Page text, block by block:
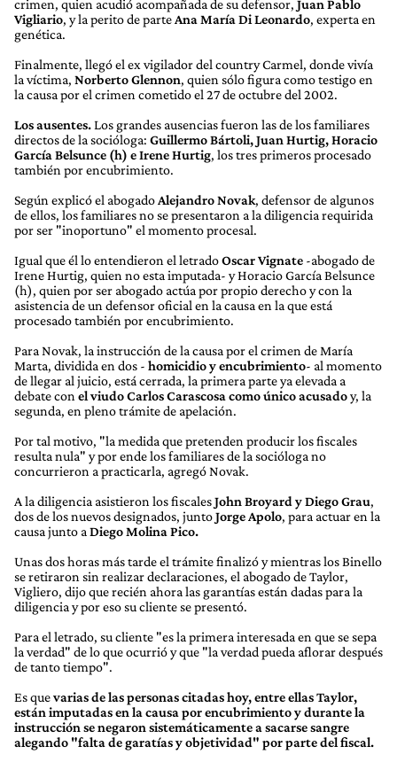
crimen, quien acudió acompañada de su defensor, Juan Pablo
Vigliario, y la perito de parte Ana María Di Leonardo, experta en
genética.
Finalmente, llegó el ex vigilador del country Carmel, donde vivía
la víctima, Norberto Glennon, quien sólo figura como testigo en
la causa por el crimen cometido el 27 de octubre del 2002.
Los ausentes.Los grandes ausencias fueron las de los familiares
directos de la socióloga: Guillermo Bártoli, Juan Hurtig, Horacio
García Belsunce (h) e Irene Hurtig, los tres primeros procesado
también por encubrimiento.
Según explicó el abogado Alejandro Novak, defensor de algunos
de ellos, los familiares no se presentaron a la diligencia requirida
por ser "inoportuno" el momento procesal.
Igual que él lo entendieron el letradoOscar Vignate -abogado de
Irene Hurtig, quien no esta imputada- y Horacio García Belsunce
(h), quien por ser abogado actúa por propio derecho y con la
asistencia de un defensor oficial en la causa en la que está
procesado también por encubrimiento.
Para Novak, la instrucción de la causa por el crimen de María
Marta, dividida en dos - homicidio y encubrimiento- al momento
de llegar al juicio, está cerrada, la primera parte ya elevada a
debate con el viudo Carlos Carascosa como único acusadoy, la
segunda, en pleno trámite de apelación.
Por tal motivo, "la medida que pretenden producir los fiscales
resulta nula" y por ende los familiares de la socióloga no
concurrieron a practicarla, agregó Novak.
A la diligencia asistieron los fiscalesJohn Broyard y Diego Grau,
dos de los nuevos designados, juntoJorge Apolo, para actuar en la
causa junto a Diego Molina Pico.
Unas dos horas más tarde el trámite finalizó y mientras los Binello
se retiraron sin realizar declaraciones, el abogado de Taylor,
Vigliero, dijo que recién ahora las garantías están dadas para la
diligencia y por eso su cliente se presentó.
Para el letrado, su cliente "es la primera interesada en que se sepa
la verdad" de lo que ocurrió y que "la verdad pueda aflorar después
de tanto tiempo".
Es quevarias de las personas citadas hoy, entre ellas Taylor,
están imputadas en la causa por encubrimiento y durante la
instrucción se negaron sistemáticamente a sacarse sangre
alegando "falta de garatías y objetividad" por parte del fiscal.